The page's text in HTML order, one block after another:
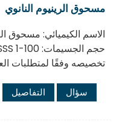
مسحوق الرينيوم النانوي
الاسم الكيميائي: مسحوق
تخصيصه وفقًا لمتطلبات
سؤال التفاصيل